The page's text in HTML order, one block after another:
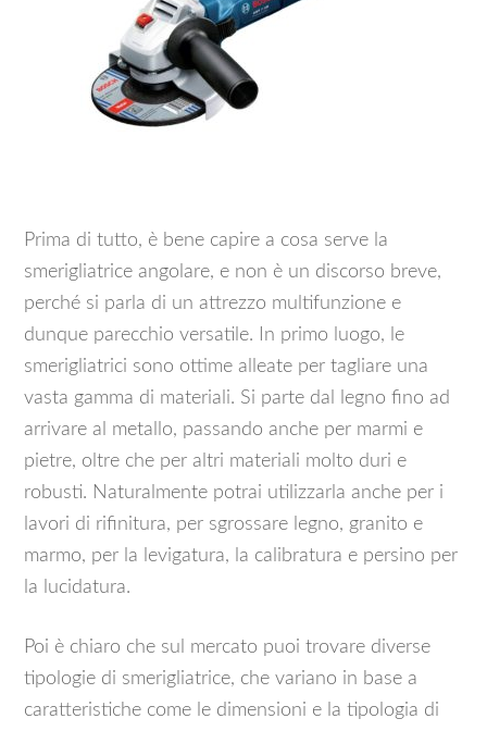
Prima di tutto, è bene capire a cosa serve la
smerigliatrice angolare, e non è un discorso breve,
perché si parla di un attrezzo multifunzione e
dunque parecchio versatile. In primo luogo, le
smerigliatrici sono ottime alleate per tagliare una
vasta gamma di materiali. Si parte dal legno fino ad
arrivare al metallo, passando anche per marmi e
pietre, oltre che per altri materiali molto duri e
robusti. Naturalmente potrai utilizzarla anche per i
lavori di rifinitura, per sgrossare legno, granito e
marmo, per la levigatura, la calibratura e persino per
la lucidatura.
Poi è chiaro che sul mercato puoi trovare diverse
tipologie di smerigliatrice, che variano in base a
caratteristiche come le dimensioni e la tipologia di